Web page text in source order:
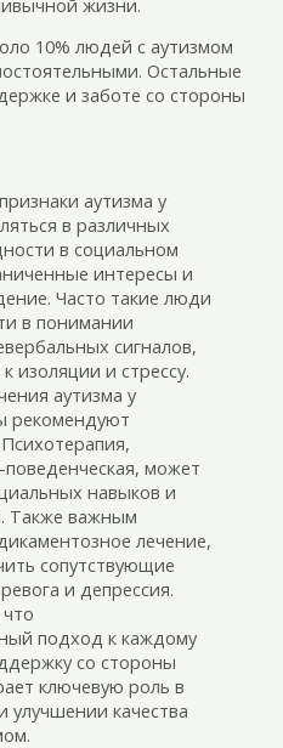
10% людей с аутизмом
Остальные
и заботе со стороны
аутизма у
в различных
в социальном
интересы и
Часто такие люди
в понимании
сигналов,
изоляции и стрессу.
аутизма у
рекомендуют
может
навыков и
Также важным
лечение,
сопутствующие
и депрессия.
подход к каждому
со стороны
ключевую роль в
улучшении качества